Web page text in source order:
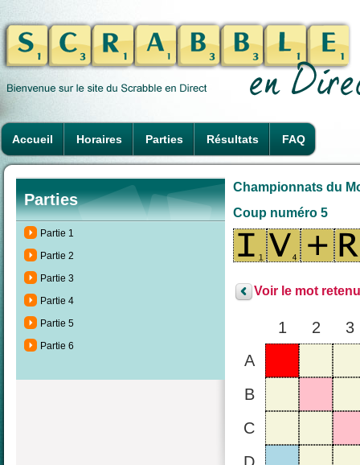
Accueil Horaires Parties Résultats FAQ
Parties
Partie 1
Partie 2
Partie 3
Partie 4
Partie 5
Partie 6
Championnats du
Coup numéro 5
Voir le mot
1 2
3
A
B
C